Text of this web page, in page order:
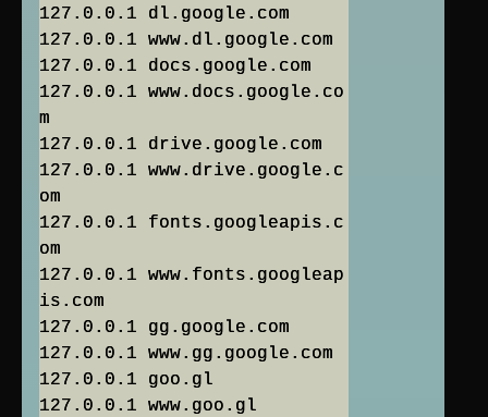
127.0.0.1 dl.google.com
127.0.0.1 www.dl.google.com
127.0.0.1 docs.google.com
127.0.0.1 www.docs.google.co
m
127.0.0.1 drive.google.com
127.0.0.1 www.drive.google.c
om
127.0.0.1 fonts.googleapis.c
om
127.0.0.1 www.fonts.googleap
is.com
127.0.0.1 gg.google.com
127.0.0.1 www.gg.google.com
127.0.0.1 goo.gl
127.0.0.1 www.goo.gl